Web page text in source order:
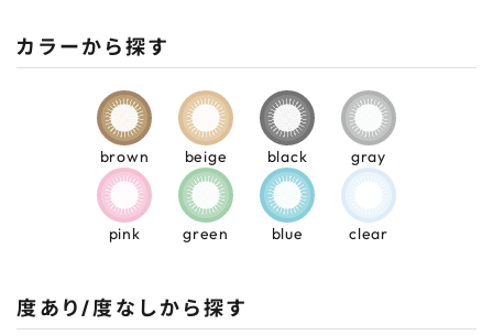
カラーから探す
brown beige black gray
pink green blue clear
度あり/度なしから探す